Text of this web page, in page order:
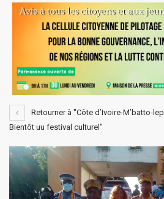
Retourner à "Côte d’Ivoire-M’batto-
Bientôt uu festival culturel"